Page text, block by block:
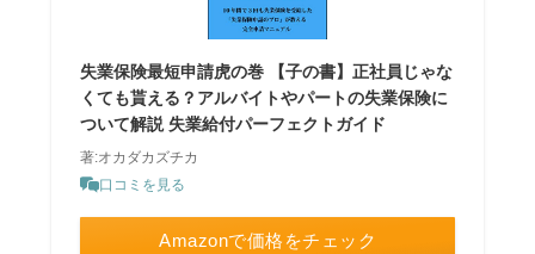
失業保険最短申請虎の巻 【子の書】正社員じゃな
くても貰える？アルバイトやパートの失業保険に
ついて解説 失業給付パーフェクトガイド
著:オカダカズチカ
口コミを見る
Amazonで価格をチェック